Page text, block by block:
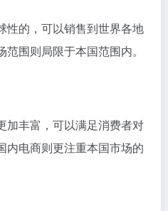
性的，可以销售到世界各地
围则局限于本国范围内。
加丰富，可以满足消费者对
内电商则更注重本国市场的